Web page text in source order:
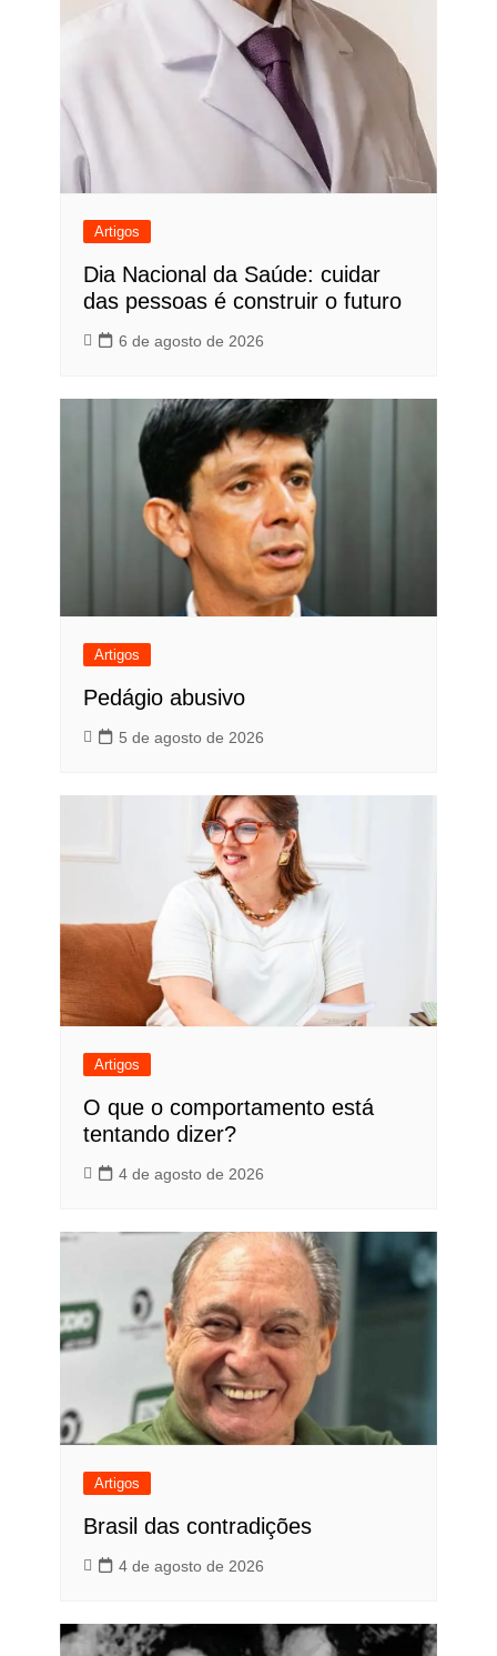
Artigos
Dia Nacional da Saúde: cuidar
das pessoas é construir o futuro
6 de agosto de 2026
Artigos
Pedágio abusivo
5 de agosto de 2026
Artigos
O que o comportamento está
tentando dizer?
4 de agosto de 2026
Artigos
Brasil das contradições
4 de agosto de 2026